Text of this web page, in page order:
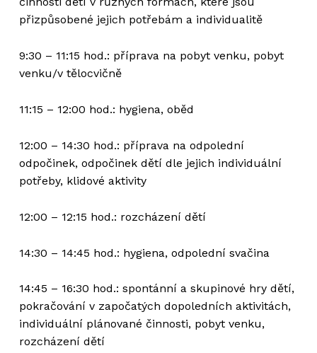
přizpůsobené jejich potřebám a individualitě
9:30 – 11:15 hod.: příprava na pobyt venku, pobyt
venku/v tělocvičně
11:15 – 12:00 hod.: hygiena, oběd
12:00 – 14:30 hod.: příprava na odpolední
odpočinek, odpočinek dětí dle jejich individuální
potřeby, klidové aktivity
12:00 – 12:15 hod.: rozcházení dětí
14:30 – 14:45 hod.: hygiena, odpolední svačina
14:45 – 16:30 hod.: spontánní a skupinové hry dětí,
pokračování v započatých dopoledních aktivitách,
individuální plánované činnosti, pobyt venku,
rozcházení dětí